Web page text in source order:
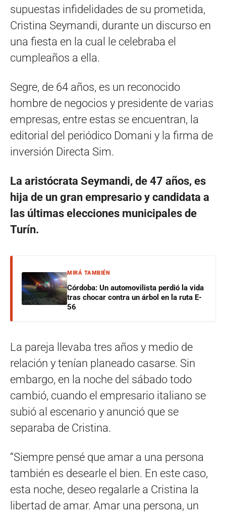
supuestas infidelidades de su prometida,
Cristina Seymandi, durante un discurso en
una fiesta en la cual le celebraba el
cumpleaños a ella.
Segre, de 64 años, es un reconocido
hombre de negocios y presidente de varias
empresas, entre estas se encuentran, la
editorial del periódico Domani y la firma de
inversión Directa Sim.
La aristócrata Seymandi, de 47 años, es
hija de un gran empresario y candidata a
las últimas elecciones municipales de
Turín.
MIRÁ TAMBIÉN
Córdoba: Un automovilista perdió la vida
tras chocar contra un árbol en la ruta E-
56
La pareja llevaba tres años y medio de
relación y tenían planeado casarse. Sin
embargo, en la noche del sábado todo
cambió, cuando el empresario italiano se
subió al escenario y anunció que se
separaba de Cristina.
“Siempre pensé que amar a una persona
también es desearle el bien. En este caso,
esta noche, deseo regalarle a Cristina la
libertad de amar. Amar una persona, un